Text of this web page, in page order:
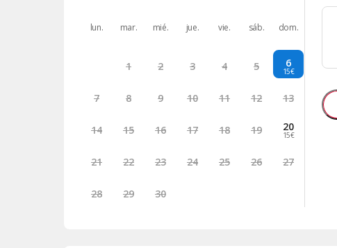
lun. mar. mié. jue. vie. sáb. dom.
1 2 3 4 5 6
15€
7 8 9 10 11 12 13
14 15 16 17 18 19 20
15€
21 22 23 24 25 26 27
28 29 30